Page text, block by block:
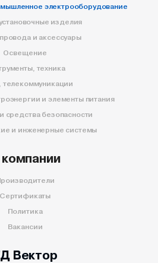
электрооборудование
изделия
и аксессуары
Освещение
техника
телекоммуникации
и элементы питания
средства безопасности
и инженерные системы
Сертификаты
Политика
Вакансии
Вектор